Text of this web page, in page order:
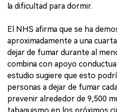
la dificultad para dormir.
El NHS afirma que se ha
aproximadamente a una
dejar de fumar durante al
combina con apoyo
estudio sugiere que esto
personas a dejar de fumar
prevenir alrededor de 9,500